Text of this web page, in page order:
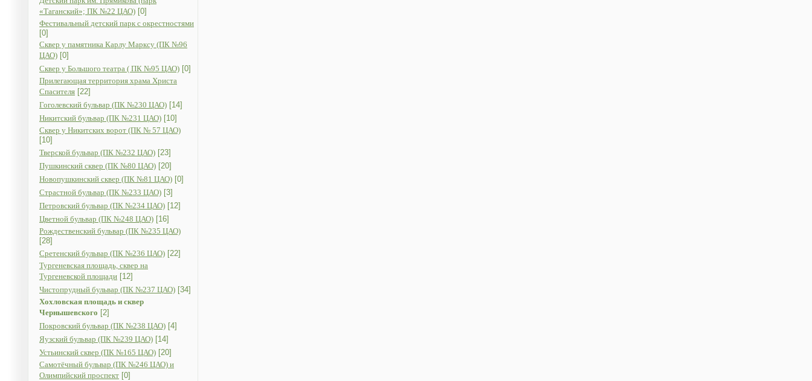
«Таганский»; ПК №22 ЦАО) [0]
Фестивальный детский парк с окрестностями
[0]
Сквер у памятника Карлу Марксу (ПК №96
ЦАО) [0]
Сквер у Большого театра ( ПК №95 ЦАО) [0]
Прилегающая территория храма Христа
Спасителя [22]
Гоголевский бульвар (ПК №230 ЦАО) [14]
Никитский бульвар (ПК №231 ЦАО) [10]
Сквер у Никитских ворот (ПК № 57 ЦАО)
[10]
Тверской бульвар (ПК №232 ЦАО) [23]
Пушкинский сквер (ПК №80 ЦАО) [20]
Новопушкинский сквер (ПК №81 ЦАО) [0]
Страстной бульвар (ПК №233 ЦАО) [3]
Петровский бульвар (ПК №234 ЦАО) [12]
Цветной бульвар (ПК №248 ЦАО) [16]
Рождественский бульвар (ПК №235 ЦАО)
[28]
Сретенский бульвар (ПК №236 ЦАО) [22]
Тургеневская площадь, сквер на
Тургеневской площади [12]
Чистопрудный бульвар (ПК №237 ЦАО) [34]
Хохловская площадь и сквер
Чернышевского [2]
Покровский бульвар (ПК №238 ЦАО) [4]
Яузский бульвар (ПК №239 ЦАО) [14]
Устьинский сквер (ПК №165 ЦАО) [20]
Самотёчный бульвар (ПК №246 ЦАО) и
Олимпийский проспект [0]